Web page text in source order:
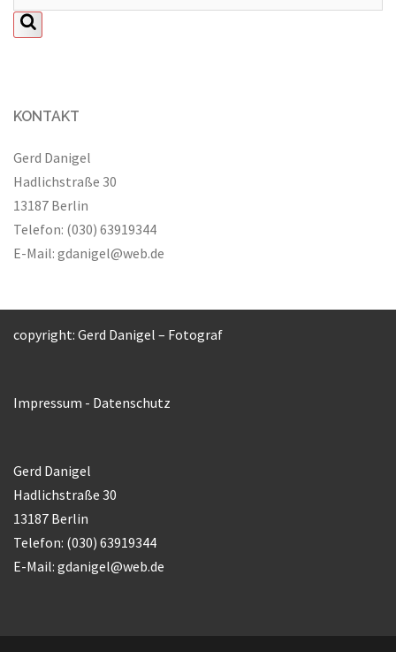
KONTAKT
Gerd Danigel
Hadlichstraße 30
13187 Berlin
Telefon: (030) 63919344
E-Mail: gdanigel@web.de
copyright: Gerd Danigel – Fotograf
Impressum - Datenschutz
Gerd Danigel
Hadlichstraße 30
13187 Berlin
Telefon: (030) 63919344
E-Mail: gdanigel@web.de